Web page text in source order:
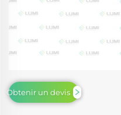
Obtenir un devis